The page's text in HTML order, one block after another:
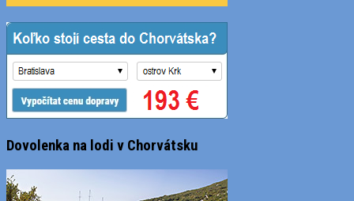
Dovolenka na lodi v Chorvátsku